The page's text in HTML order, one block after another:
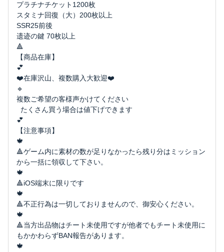
プラチナチケット1200枚
スタミナ回復（大）200枚以上
SSR25前後
遗迹の鍵 70枚以上
🔺
【商品在庫】
💕
❤️在庫沢山、複数購入大歓迎❤️
🔹
複数ご希望の客様声かけてください
たくさん買う場合は値下げできます
💕
【注意事項】
🍁
🔺ゲーム内に素材の数が足りなかったら残り分はミッション
から一括に領収して下さい。
🍁
🔺iOS端末に限りです
🍁
🔺不正行為は一切しておりませんので、御安心ください。
🍁
🔺当方出品物はチート未使用ですが他者でもチート未使用に
もかかわらずBAN報告があります。
🍁